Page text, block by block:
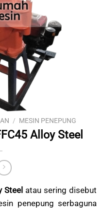
/ MESIN PENEPUNG
Alloy Steel
Steel atau sering disebut
penepung serbaguna